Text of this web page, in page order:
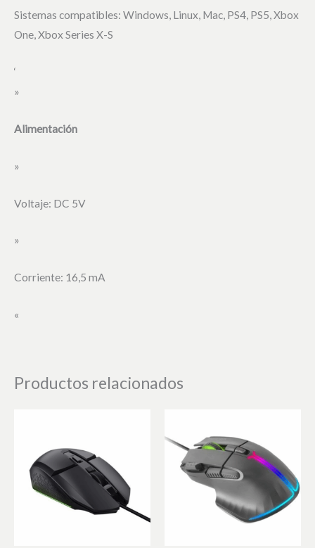
Sistemas compatibles: Windows, Linux, Mac, PS4, PS5, Xbox
One, Xbox Series X-S
‘
»
Alimentación
»
Voltaje: DC 5V
»
Corriente: 16,5 mA
«
Productos relacionados